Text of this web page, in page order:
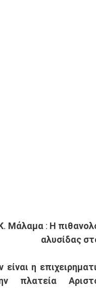
Μάλαμα : Η
αλυσίδας
είναι η
πλατεία